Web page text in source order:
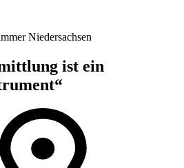
Niedersachsen
ist ein